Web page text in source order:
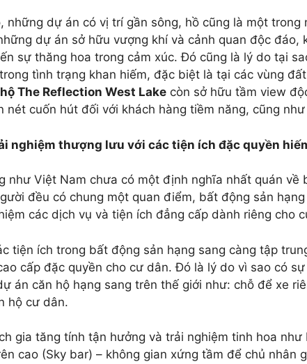
những dự án có vị trí gần sông, hồ cũng là một
dự án sở hữu vượng khí và cảnh quan độc đáo,
sự thăng hoa trong cảm xúc. Đó cũng là lý do tại
tình trạng khan hiếm, đặc biệt là tại các vùng
The Reflection West Lake còn sở hữu tầm view
nét cuốn hút đối với khách hàng tiềm năng, cũng
nghiệm thượng lưu với các tiện ích đặc quyền
như Việt Nam chưa có một định nghĩa nhất quán về
đều có chung một quan điểm, bất động sản
các dịch vụ và tiện ích đẳng cấp dành riêng cho
tiện ích trong bất động sản hạng sang càng tập
cấp đặc quyền cho cư dân. Đó là lý do vì sao có
án căn hộ hạng sang trên thế giới như: chỗ để xe
hộ cư dân.
gia tăng tính tận hưởng và trải nghiệm tinh hoa
cao (Sky bar) – không gian xứng tầm để chủ nhân